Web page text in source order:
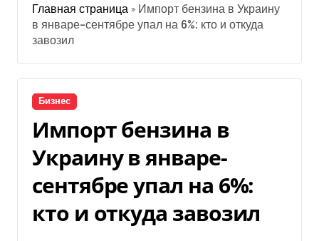
Главная страница » Импорт бензина в Украину
в январе-сентябре упал на 6%: кто и откуда
завозил
Бизнес
Импорт бензина в
Украину в январе-
сентябре упал на 6%:
кто и откуда завозил